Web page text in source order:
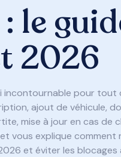
le
2026
incontournable pour
ajout de véhicule,
mise à jour en cas de
vous explique comment
et éviter les blocages